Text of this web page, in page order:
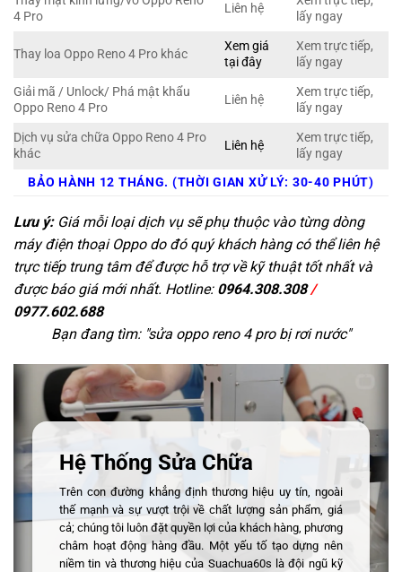
4 Pro
Liên hệ
lấy ngay
Thay loa Oppo Reno 4 Pro khác
Xem giá
tại đây
Xem trực tiếp,
lấy ngay
Giải mã / Unlock/ Phá mật khẩu
Oppo Reno 4 Pro
Liên hệ
Xem trực tiếp,
lấy ngay
Dịch vụ sửa chữa Oppo Reno 4 Pro
khác
Liên hệ
Xem trực tiếp,
lấy ngay
BẢO HÀNH 12 THÁNG. (THỜI GIAN XỬ LÝ: 30-40 PHÚT)
Lưu ý:Giá mỗi loại dịch vụ sẽ phụ thuộc vào từng dòng
máy điện thoại Oppo do đó quý khách hàng có thể liên hệ
trực tiếp trung tâm để được hỗ trợ về kỹ thuật tốt nhất và
được báo giá mới nhất. Hotline: 0964.308.308/
0977.602.688
Bạn đang tìm: "sửa oppo reno 4 pro bị rơi nước"
Hệ Thống Sửa Chữa
Trên con đường khẳng định thương hiệu uy tín, ngoài
thế mạnh và sự vượt trội về chất lượng sản phẩm, giá
cả; chúng tôi luôn đặt quyền lợi của khách hàng, phương
châm hoạt động hàng đầu. Một yếu tố tạo dựng nên
niềm tin và thương hiệu của Suachua60s là đội ngũ kỹ